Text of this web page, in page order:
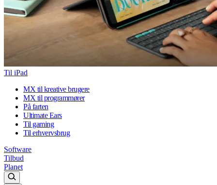
Til iPad
MX til kreative brugere
MX til programmører
På farten
Ultimate Ears
Til gaming
Til erhvervsbrug
Software
Tilbud
Planet